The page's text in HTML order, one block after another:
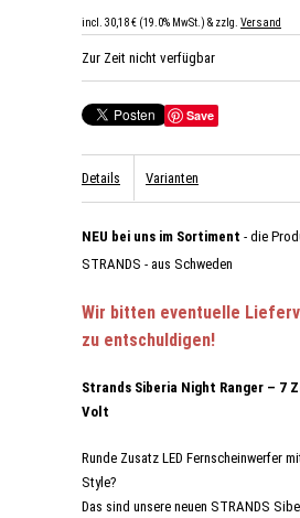
incl. 30,18 € (19.0% MwSt.) & zzlg. Versand
Zur Zeit nicht verfügbar
Save
Details Varianten
NEU bei uns im Sortiment - die
STRANDS - aus Schweden
Wir bitten eventuelle
zu entschuldigen!
Strands Siberia Night Ranger – 7
Volt
Runde Zusatz LED Fernscheinwerfer
Style?
Das sind unsere neuen STRANDS